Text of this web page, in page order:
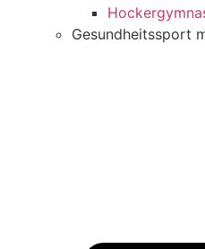
Gesundheitssport